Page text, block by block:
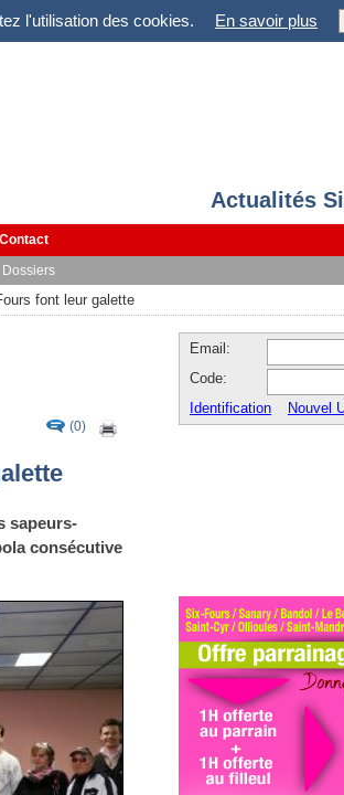
l'utilisation des cookies. En savoir plus
Actualités
Contact
Dossiers
font leur galette
(0)
sapeurs-
consécutive
Email:
Code:
Identification
Nouvel